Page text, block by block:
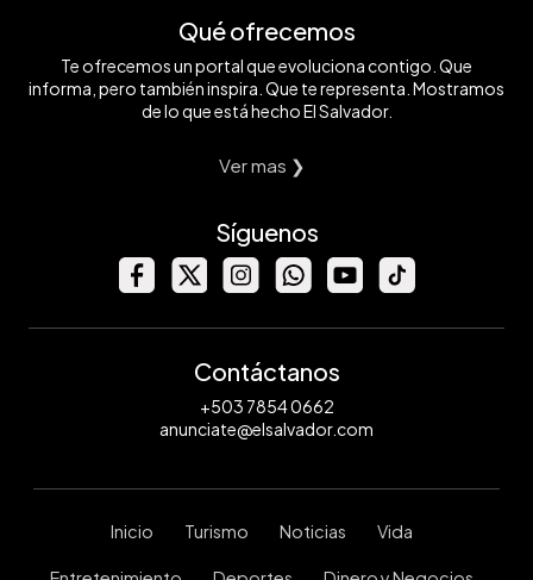
Qué ofrecemos
Te ofrecemos un portal que evoluciona contigo. Que
informa, pero también inspira. Que te representa. Mostramos
de lo que está hecho El Salvador.
Ver mas ❯
Síguenos
Contáctanos
+503 7854 0662
anunciate@elsalvador.com
Inicio Turismo Noticias Vida